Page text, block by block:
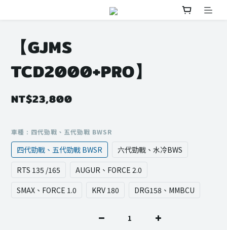
【GJMS
TCD2000+PRO】
NT$23,800
車種 : 四代勁戰、五代勁戰 BWSR
四代勁戰、五代勁戰 BWSR
六代勁戰、水冷BWS
RTS 135 /165
AUGUR、FORCE 2.0
SMAX、FORCE 1.0
KRV 180 DRG158、MMBCU